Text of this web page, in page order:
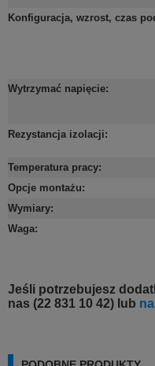
Konfiguracja, wzrost, czas
Wytrzymać napięcie:
Rezystancja izolacji:
Temperatura pracy:
Opcje montażu:
Wymiary:
Waga:
Jeśli potrzebujesz
nas (22 831 10 42) lub